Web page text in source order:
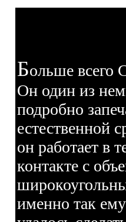
Больше всего
Он один из
подробно
естественной
он работает в
контакте с
именно так ему